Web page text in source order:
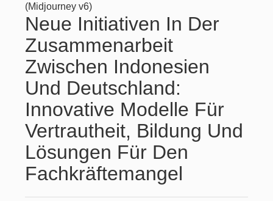
(Midjourney v6)
Neue Initiativen In Der
Zusammenarbeit
Zwischen Indonesien
Und Deutschland:
Innovative Modelle Für
Vertrautheit, Bildung Und
Lösungen Für Den
Fachkräftemangel